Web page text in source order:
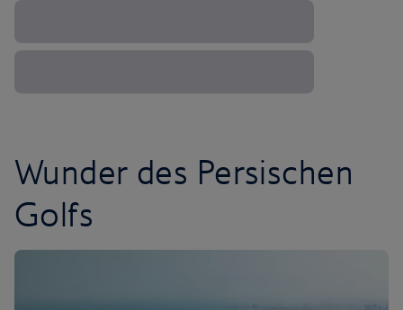
Wunder des Persischen
Golfs